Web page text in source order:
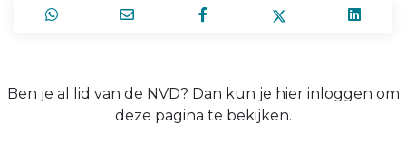
Ben je al lid van de NVD? Dan kun je hier inloggen om
deze pagina te bekijken.